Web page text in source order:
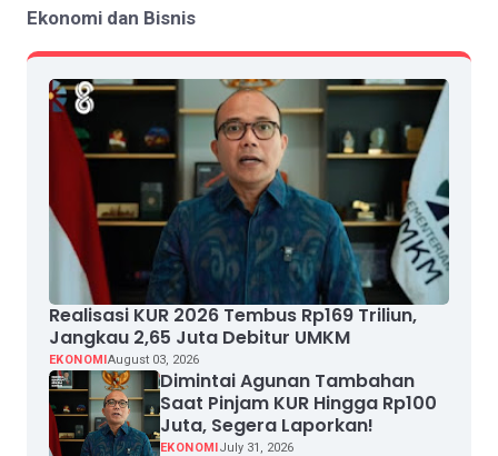
Ekonomi dan Bisnis
Realisasi KUR 2026 Tembus Rp169 Triliun,
Jangkau 2,65 Juta Debitur UMKM
EKONOMIAugust 03, 2026
Dimintai Agunan Tambahan
Saat Pinjam KUR Hingga Rp100
Juta, Segera Laporkan!
EKONOMIJuly 31, 2026